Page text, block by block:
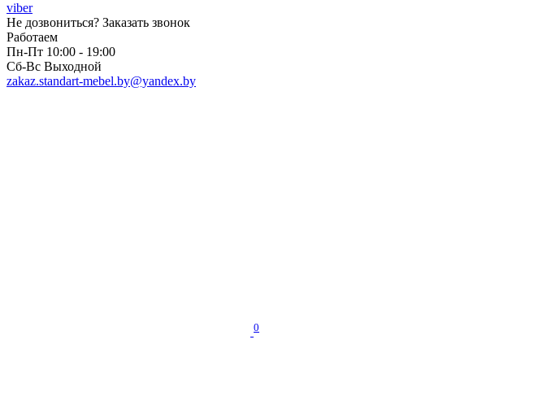
viber
Не дозвониться? Заказать звонок
Работаем
Пн-Пт 10:00 - 19:00
Сб-Вс Выходной
zakaz.standart-mebel.by@yandex.by
0